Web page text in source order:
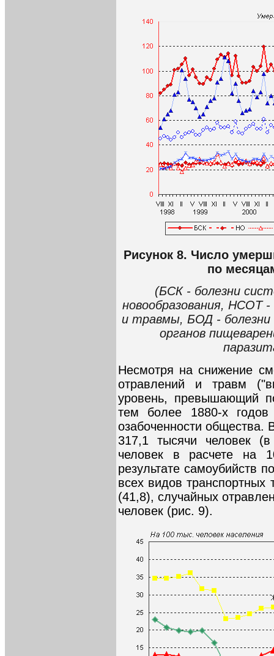
Рисунок 8. Число
по
(БСК - болезни
новообразования, НСОТ
и травмы, БОД - болезни
органов
Несмотря на снижение
отравлений и травм
уровень, превышающий
тем более 1880-х
озабоченности общества.
317,1 тысячи человек
человек в расчете на
результате самоубийств
всех видов
(41,8), случайных
человек (рис. 9).